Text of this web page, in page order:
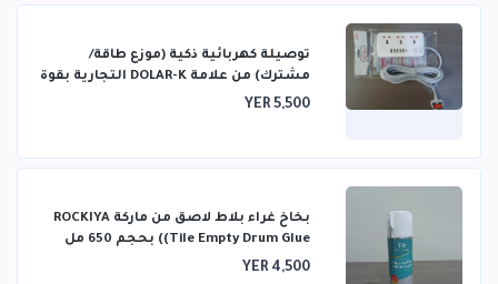
توصيلة كهربائية ذكية (موزع طاقة/
مشترك) من علامة DOLAR-K التجارية بقوة
2500 واط
YER 5,500
بخاخ غراء بلاط لاصق من ماركة ROCKIYA
(Tile Empty Drum Glue) بحجم 650 مل
YER 4,500